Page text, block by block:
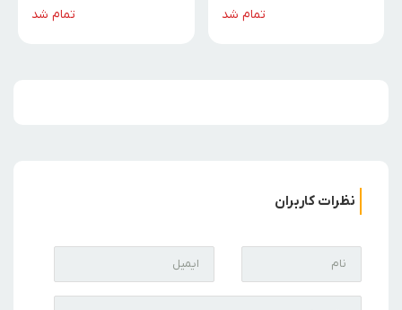
تمام شد تمام شد
نظرات کاربران